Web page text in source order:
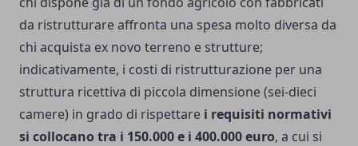
da ristrutturare affronta una spesa molto diversa da
chi acquista ex novo terreno e strutture;
indicativamente, i costi di ristrutturazione per una
struttura ricettiva di piccola dimensione (sei-dieci
camere) in grado di rispettare i requisiti normativi
si collocano tra i 150.000 e i 400.000 euro, a cui si